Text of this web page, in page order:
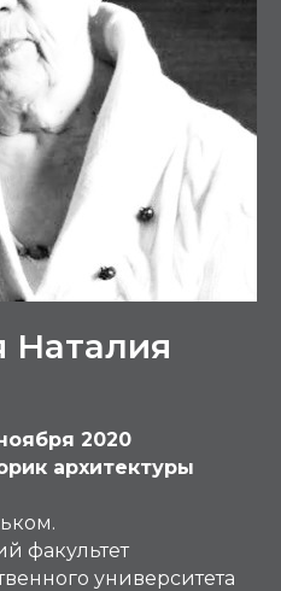
Наталия
2020
архитектуры
факультет
университета